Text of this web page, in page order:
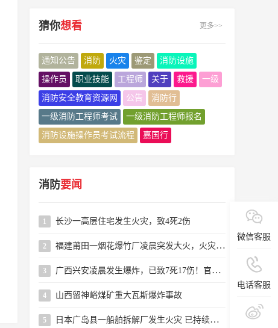
猜你想看 更多>>
通知公告 消防 火灾 鉴定 消防设施
操作员 职业技能 工程师 关于 救援 一级
消防安全教育资源网 公告 消防行
一级消防工程师考试 一级消防工程师报名
消防设施操作员考试流程 嘉国行
消防要闻
1 长沙一高层住宅发生火灾，致4死2伤
2 福建莆田一烟花爆竹厂凌晨突发大火，火灾系人为纵火，嫌疑人已被警方控制
3 广西兴安凌晨发生爆炸，已致7死17伤！官方通报→
4 山西留神峪煤矿重大瓦斯爆炸事故
5 日本广岛县一船舶拆解厂发生火灾 已持续近24小时
微信客服
电话客服